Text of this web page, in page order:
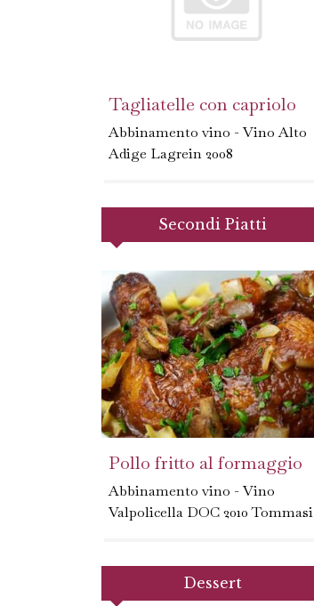
Tagliatelle con capriolo
Abbinamento vino - Vino Alto
Adige Lagrein 2008
Secondi Piatti
Pollo fritto al formaggio
Abbinamento vino - Vino
Valpolicella DOC 2010 Tommasi
Dessert